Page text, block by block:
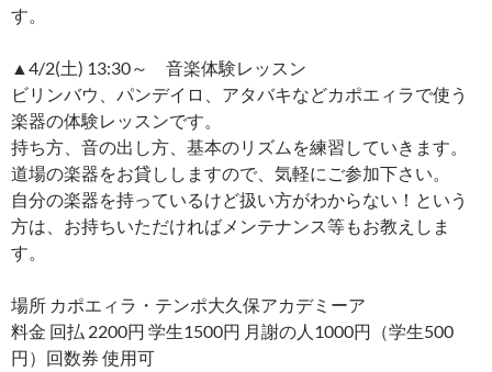
す。
▲4/2(土) 13:30～ 音楽体験レッスン
ビリンバウ、パンデイロ、アタバキなどカポエィラで使う
楽器の体験レッスンです。
持ち方、音の出し方、基本のリズムを練習していきます。
道場の楽器をお貸ししますので、気軽にご参加下さい。
自分の楽器を持っているけど扱い方がわからない！という
方は、お持ちいただければメンテナンス等もお教えしま
す。
場所 カポエィラ・テンポ大久保アカデミーア
料金 回払 2200円 学生1500円 月謝の人1000円（学生500
円）回数券 使用可